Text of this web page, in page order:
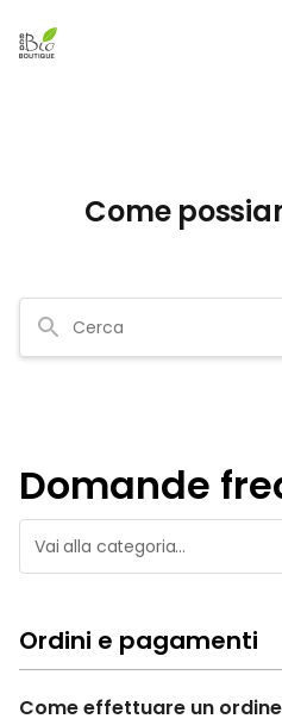
Come
Domande
Ordini e pagamenti
Come effettuare un ordine